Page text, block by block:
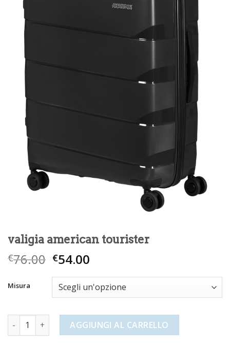
valigia american tourister
€76.00 €54.00
Misura
valigia american tourister quantità
AGGIUNGI AL CARRELLO